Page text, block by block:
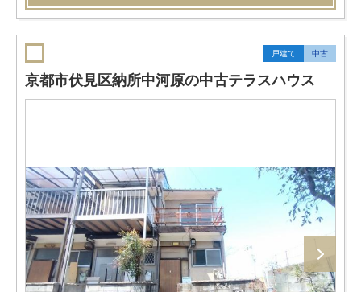
戸建て 中古
京都市伏見区納所中河原の中古テラスハウス